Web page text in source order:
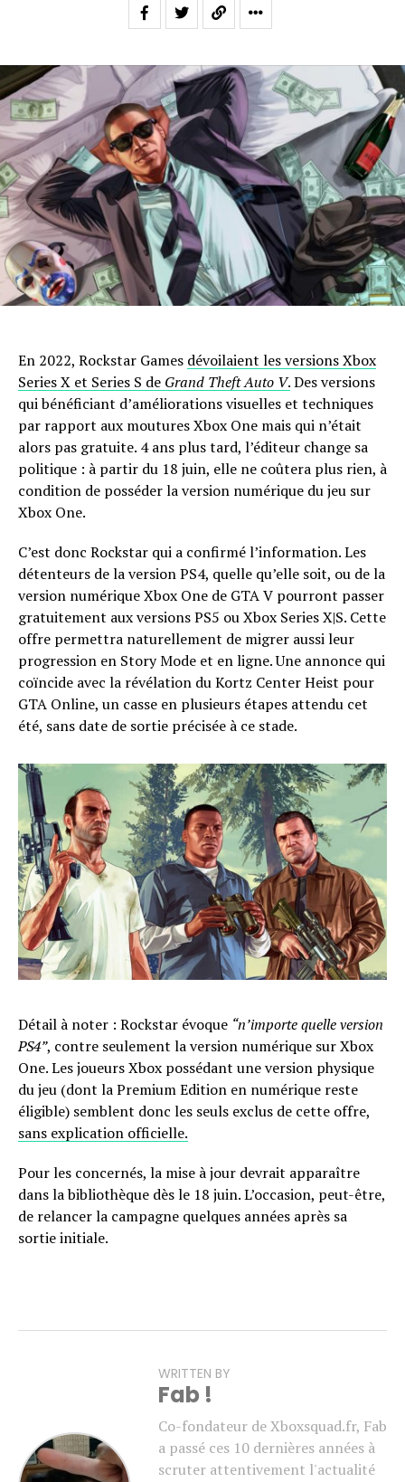
En 2022, Rockstar Games dévoilaient les versions Xbox
Series X et Series S de Grand Theft Auto V.Des versions
qui bénéficiant d’améliorations visuelles et techniques
par rapport aux moutures Xbox One mais qui n’était
alors pas gratuite. 4 ans plus tard, l’éditeur change sa
politique : à partir du 18 juin, elle ne coûtera plus rien, à
condition de posséder la version numérique du jeu sur
Xbox One.
C’est donc Rockstar qui a confirmé l’information. Les
détenteurs de la version PS4, quelle qu’elle soit, ou de la
version numérique Xbox One de GTA V pourront passer
gratuitement aux versions PS5 ou Xbox Series X|S. Cette
offre permettra naturellement de migrer aussi leur
progression en Story Mode et en ligne. Une annonce qui
coïncide avec la révélation du Kortz Center Heist pour
GTA Online, un casse en plusieurs étapes attendu cet
été, sans date de sortie précisée à ce stade.
Détail à noter : Rockstar évoque “n’importe quelle version
PS4”, contre seulement la version numérique sur Xbox
One. Les joueurs Xbox possédant une version physique
du jeu (dont la Premium Edition en numérique reste
éligible) semblent donc les seuls exclus de cette offre,
sans explication officielle.
Pour les concernés, la mise à jour devrait apparaître
dans la bibliothèque dès le 18 juin. L’occasion, peut-être,
de relancer la campagne quelques années après sa
sortie initiale.
WRITTEN BY
Fab !
Co-fondateur de Xboxsquad.fr, Fab
a passé ces 10 dernières années à
scruter attentivement l'actualité